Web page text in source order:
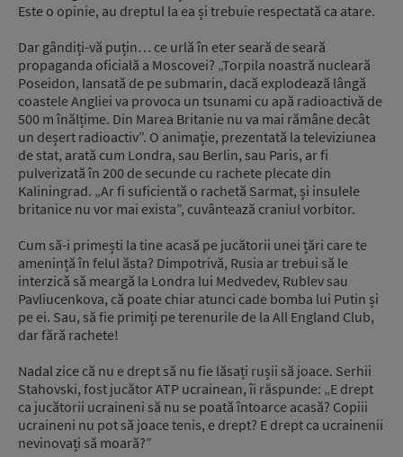
Este o opinie, au dreptul la ea și trebuie respectată ca atare.
Dar gândiți-vă puțin… ce urlă în eter seară de seară
propaganda oficială a Moscovei? „Torpila noastră nucleară
Poseidon, lansată de pe submarin, dacă explodează lângă
coastele Angliei va provoca un tsunami cu apă radioactivă de
500 m înălțime. Din Marea Britanie nu va mai rămâne decât
un deșert radioactiv”. O animație, prezentată la televiziunea
de stat, arată cum Londra, sau Berlin, sau Paris, ar fi
pulverizată în 200 de secunde cu rachete plecate din
Kaliningrad. „Ar fi suficientă o rachetă Sarmat, și insulele
britanice nu vor mai exista”, cuvântează craniul vorbitor.
Cum să-i primești la tine acasă pe jucătorii unei țări care te
amenință în felul ăsta? Dimpotrivă, Rusia ar trebui să le
interzică să meargă la Londra lui Medvedev, Rublev sau
Pavliucenkova, că poate chiar atunci cade bomba lui Putin și
pe ei. Sau, să fie primiți pe terenurile de la All England Club,
dar fără rachete!
Nadal zice că nu e drept să nu fie lăsați rușii să joace. Serhii
Stahovski, fost jucător ATP ucrainean, îi răspunde: „E drept
ca jucătorii ucraineni să nu se poată întoarce acasă? Copiii
ucraineni nu pot să joace tenis, e drept? E drept ca ucrainenii
nevinovați să moară?”